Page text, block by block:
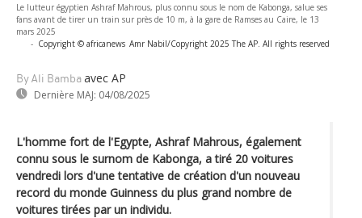
Le lutteur égyptien Ashraf Mahrous, plus connu sous le nom de Kabonga, salue ses
fans avant de tirer un train sur près de 10 m, à la gare de Ramses au Caire, le 13
mars 2025
- Copyright © africanews Amr Nabil/Copyright 2025 The AP. All rights reserved
By Ali Bamba avec AP
Dernière MAJ: 04/08/2025
L'homme fort de l'Egypte, Ashraf Mahrous, également
connu sous le surnom de Kabonga, a tiré 20 voitures
vendredi lors d'une tentative de création d'un nouveau
record du monde Guinness du plus grand nombre de
voitures tirées par un individu.